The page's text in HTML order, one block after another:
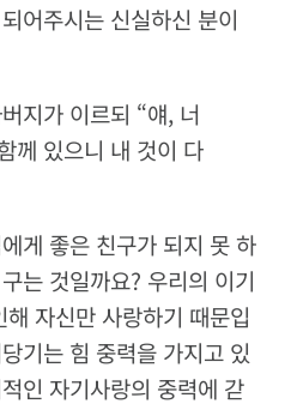
어주시는 신실하신 분이
지가 이르되 “얘, 너
께 있으니 내 것이 다
게 좋은 친구가 되지 못 하
는 것일까요? 우리의 이기
자신만 사랑하기 때문입
기는 힘 중력을 가지고 있
인 자기사랑의 중력에 갇